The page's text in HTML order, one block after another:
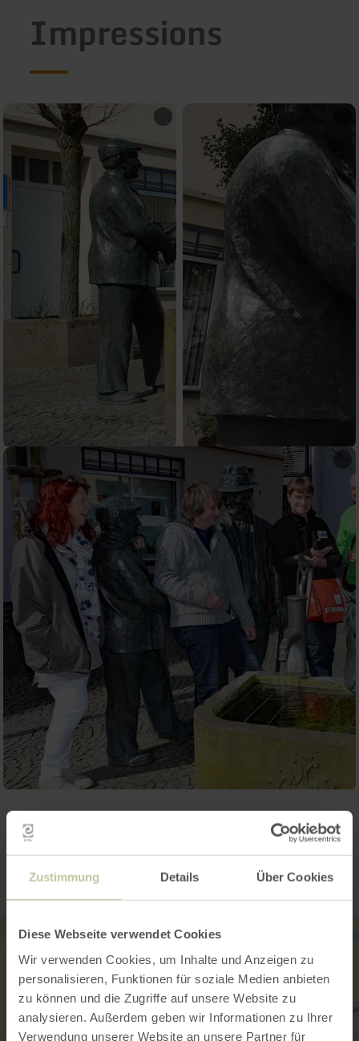
Zustimmung Details Über Cookies
Diese Webseite verwendet Cookies
Wir verwenden Cookies, um Inhalte und Anzeigen zu
personalisieren, Funktionen für soziale Medien anbieten
zu können und die Zugriffe auf unsere Website zu
analysieren. Außerdem geben wir Informationen zu Ihrer
Verwendung unserer Website an unsere Partner für
Impressions
Contact